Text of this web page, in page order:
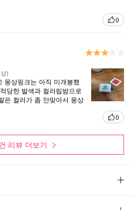
0
)
몽상핑크는 아직 미개봉했
당한 발색과 컬러립밤으로
은 컬러가 좀 안맞아서 몽상
0
리뷰 더보기